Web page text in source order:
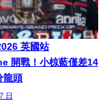
英國站
開戰！小椋藍僅差14
龍頭
日